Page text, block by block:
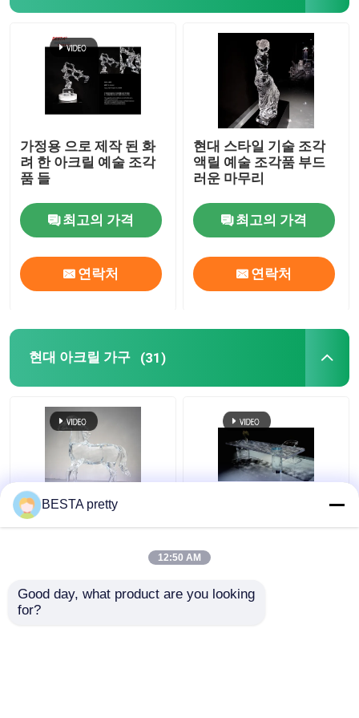
주사 아크릴 시트
투명한 아크릴 시트
색상 아크릴 잎
빛 도파로 아크릴 시트
2층 아크릴 시트
아크릴 시트를 반짝반짝 빛나세요
내화성 아크릴 시트
가정용 으로 제작 된 화
려 한 아크릴 예술 조각
품 들
최고의 가격
연락처
현대 스타일 기술 조각
액릴 예술 조각품 부드
러운 마무리
최고의 가격
연락처
현대 아크릴 가구 (31)
베너스 아트워크 아크릴
최고의 가격
기 한 조각 맞춤
최고의 가격
BESTA pretty
12:50 AM
Good day, what product are you looking
for?